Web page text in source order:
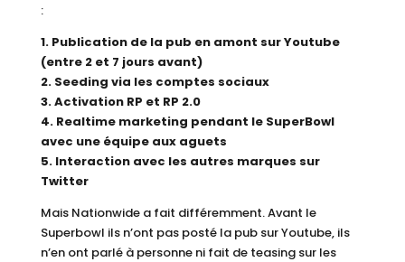
:
1. Publication de la pub en amont sur Youtube
(entre 2 et 7 jours avant)
2. Seeding via les comptes sociaux
3. Activation RP et RP 2.0
4. Realtime marketing pendant le SuperBowl
avec une équipe aux aguets
5. Interaction avec les autres marques sur
Twitter
Mais Nationwide a fait différemment. Avant le
Superbowl ils n’ont pas posté la pub sur Youtube, ils
n’en ont parlé à personne ni fait de teasing sur les